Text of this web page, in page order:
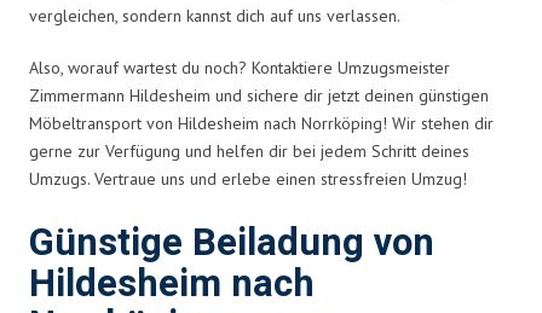
vergleichen, sondern kannst dich auf uns verlassen.
Also, worauf wartest du noch? Kontaktiere Umzugsmeister
Zimmermann Hildesheim und sichere dir jetzt deinen günstigen
Möbeltransport von Hildesheim nach Norrköping! Wir stehen dir
gerne zur Verfügung und helfen dir bei jedem Schritt deines
Umzugs. Vertraue uns und erlebe einen stressfreien Umzug!
Günstige Beiladung von
Hildesheim nach